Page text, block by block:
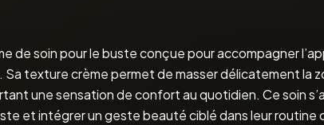
soin pour le buste conçue pour accompagner
texture crème permet de masser délicatement la
une sensation de confort au quotidien. Ce soin
et intégrer un geste beauté ciblé dans leur routine